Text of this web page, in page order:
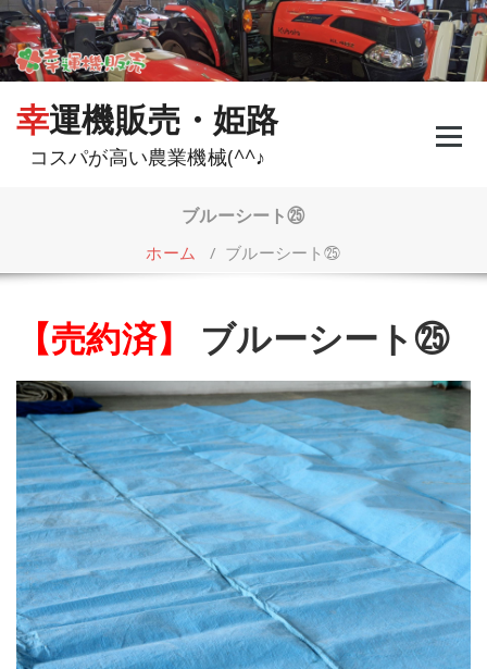
コ
ン
テ
ン
幸運機販売・姫路
コスパが高い農業機械(^^♪
ブルーシート㉕
ホーム / ブルーシート㉕
【売約済】 ブルーシート㉕